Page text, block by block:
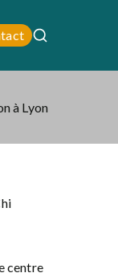
à Lyon
centre